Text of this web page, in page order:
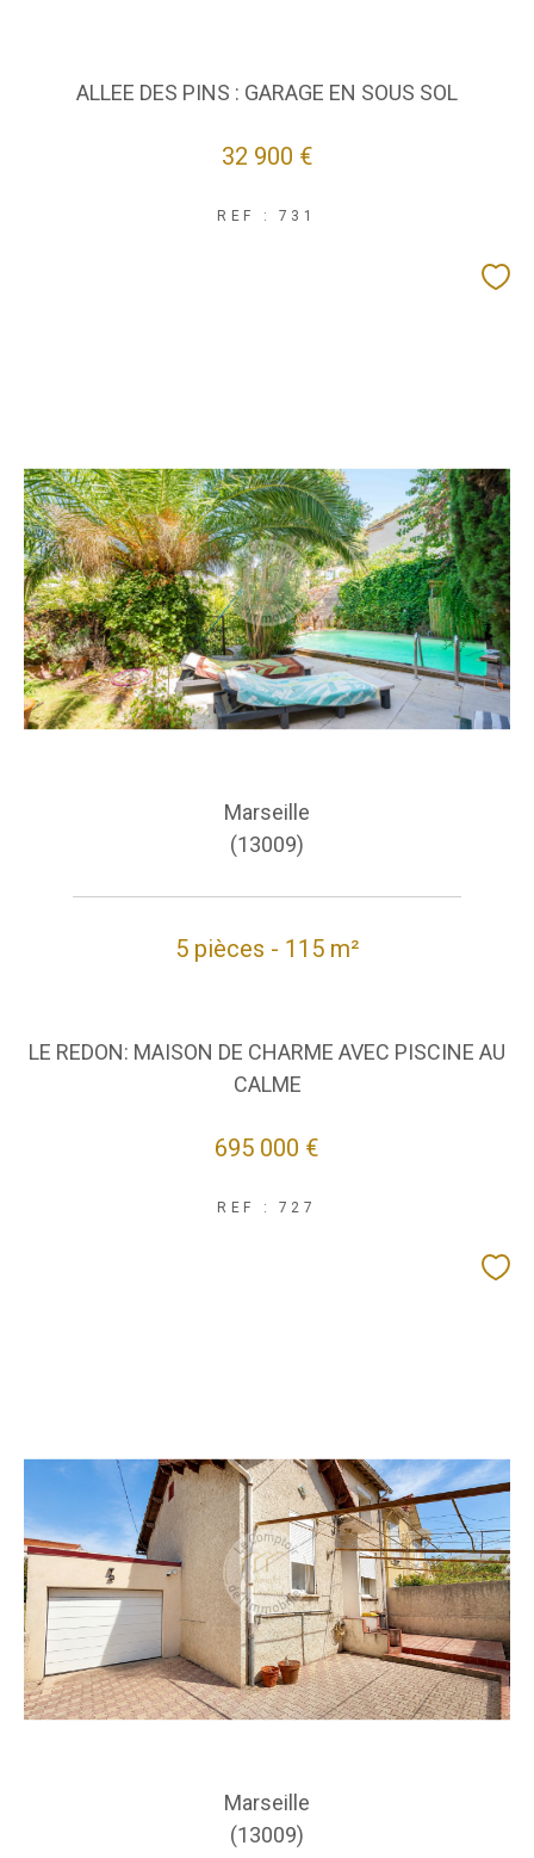
ALLEE DES PINS : GARAGE EN SOUS SOL
32 900 €
REF : 731
Marseille
(13009)
5 pièces - 115 m²
LE REDON: MAISON DE CHARME AVEC PISCINE AU
CALME
695 000 €
REF : 727
Marseille
(13009)